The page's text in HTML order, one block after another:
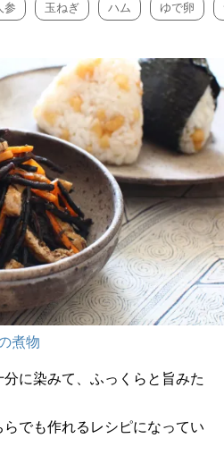
参 玉ねぎ ハム ゆで卵
煮物
に染みて、ふっくらと旨みた
でも作れるレシピになってい